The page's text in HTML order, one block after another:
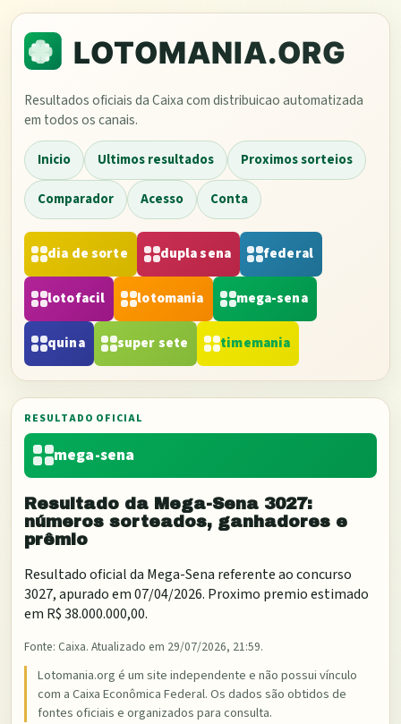
Resultados oficiais da Caixa com distribuicao automatizada
em todos os canais.
Inicio Ultimos resultados Proximos sorteios
Comparador Acesso Conta
dia de sorte dupla sena federal
lotofacil lotomania mega-sena
quina super sete timemania
RESULTADO OFICIAL
mega-sena
Resultado da Mega-Sena 3027:
números sorteados, ganhadores e
prêmio
Resultado oficial da Mega-Sena referente ao concurso
3027, apurado em07/04/2026. Proximo premio estimado
em R$ 38.000.000,00.
Fonte: Caixa. Atualizado em 29/07/2026, 21:59.
Lotomania.org é um site independente e não possui vínculo
com a Caixa Econômica Federal. Os dados são obtidos de
fontes oficiais e organizados para consulta.